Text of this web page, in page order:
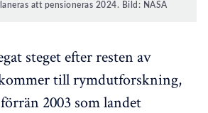
att pensioneras 2024. Bild: NASA
steget efter resten av
till rymdutforskning,
2003 som landet